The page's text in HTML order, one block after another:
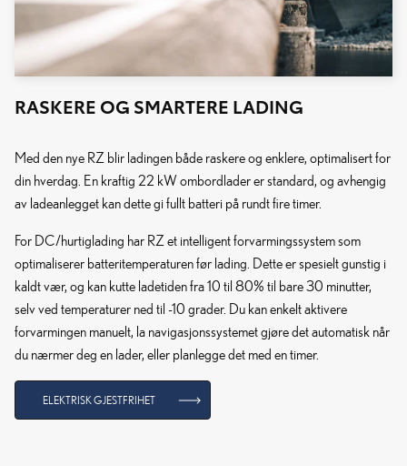
RASKERE OG SMARTERE LADING
Med den nye RZ blir ladingen både raskere og enklere, optimalisert for
din hverdag. En kraftig 22 kW ombordlader er standard, og avhengig
av ladeanlegget kan dette gi fullt batteri på rundt fire timer.
For DC/hurtiglading har RZ et intelligent forvarmingssystem som
optimaliserer batteritemperaturen før lading. Dette er spesielt gunstig i
kaldt vær, og kan kutte ladetiden fra 10 til 80% til bare 30 minutter,
selv ved temperaturer ned til -10 grader. Du kan enkelt aktivere
forvarmingen manuelt, la navigasjonssystemet gjøre det automatisk når
du nærmer deg en lader, eller planlegge det med en timer.
ELEKTRISK GJESTFRIHET